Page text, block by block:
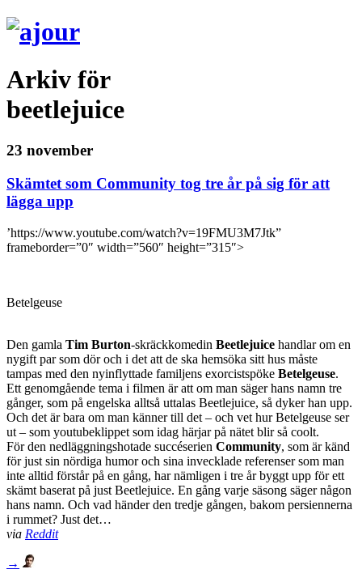
Arkiv för
beetlejuice
23 november
Skämtet som Community tog tre år på sig för att
lägga upp
’https://www.youtube.com/watch?v=19FMU3M7Jtk”
frameborder=”0″ width=”560″ height=”315″>
Betelgeuse
Den gamla Tim Burton-skräckkomedin Beetlejuice handlar om en
nygift par som dör och i det att de ska hemsöka sitt hus måste
tampas med den nyinflyttade familjens exorcistspöke Betelgeuse.
Ett genomgående tema i filmen är att om man säger hans namn tre
gånger, som på engelska alltså uttalas Beetlejuice, så dyker han upp.
Och det är bara om man känner till det – och vet hur Betelgeuse ser
ut – som youtubeklippet som idag härjar på nätet blir så coolt.
För den nedläggningshotade succéserien Community, som är känd
för just sin nördiga humor och sina invecklade referenser som man
inte alltid förstår på en gång, har nämligen i tre år byggt upp för ett
skämt baserat på just Beetlejuice. En gång varje säsong säger någon
hans namn. Och vad händer den tredje gången, bakom persiennerna
i rummet? Just det…
via Reddit
→